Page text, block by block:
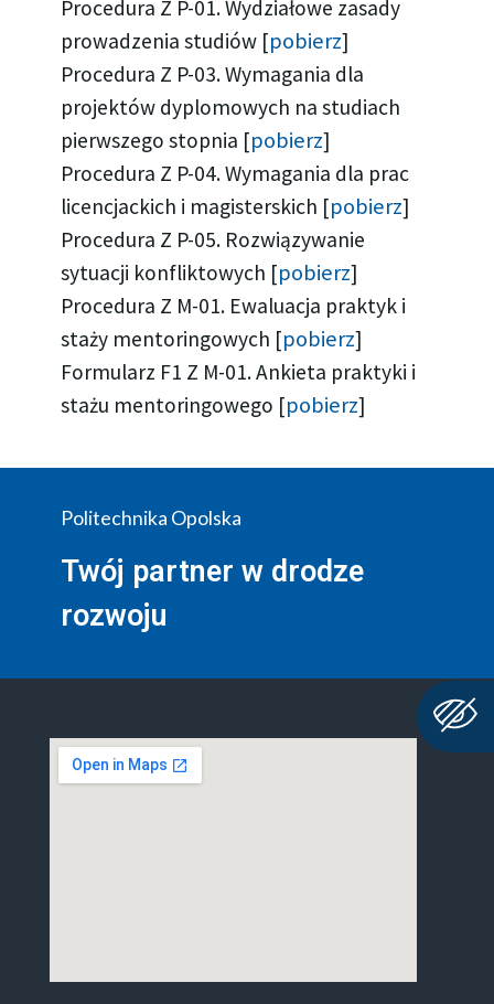
Procedura Z P-01. Wydziałowe zasady
prowadzenia studiów [pobierz]
Procedura Z P-03. Wymagania dla
projektów dyplomowych na studiach
pierwszego stopnia [pobierz]
Procedura Z P-04. Wymagania dla prac
licencjackich i magisterskich [pobierz]
Procedura Z P-05. Rozwiązywanie
sytuacji konfliktowych [pobierz]
Procedura Z M-01. Ewaluacja praktyk i
staży mentoringowych [pobierz]
Formularz F1 Z M-01. Ankieta praktyki i
stażu mentoringowego [pobierz]
Politechnika Opolska
Twój partner w drodze
rozwoju